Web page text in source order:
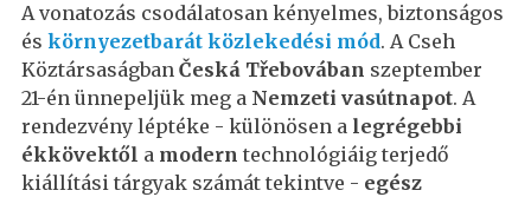
A vonatozás csodálatosan kényelmes, biztonságos
és környezetbarát közlekedési mód. A Cseh
Köztársaságban Česká Třebovában szeptember
21-én ünnepeljük meg a Nemzeti vasútnapot. A
rendezvény léptéke - különösen a legrégebbi
ékkövektől a modern technológiáig terjedő
kiállítási tárgyak számát tekintve - egész